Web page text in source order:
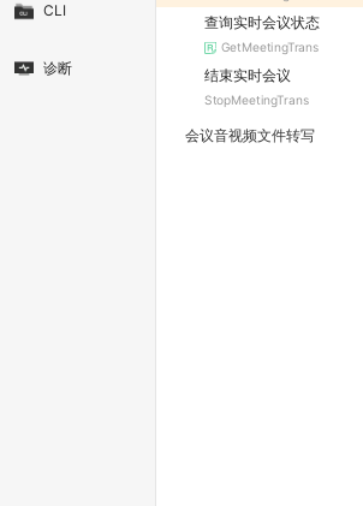
CLI
诊断
查询实时会议状态
GetMeetingTrans
结束实时会议
StopMeetingTrans
会议音视频文件转写